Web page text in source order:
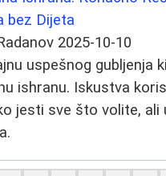
bez Dijeta
2025-10-10
uspešnog gubljenja
ishranu. Iskustva
jesti sve što volite, ali